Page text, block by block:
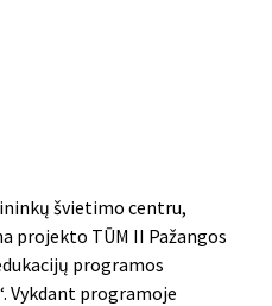
švietimo centru,
projekto TŪM II Pažangos
programos
Vykdant programoje